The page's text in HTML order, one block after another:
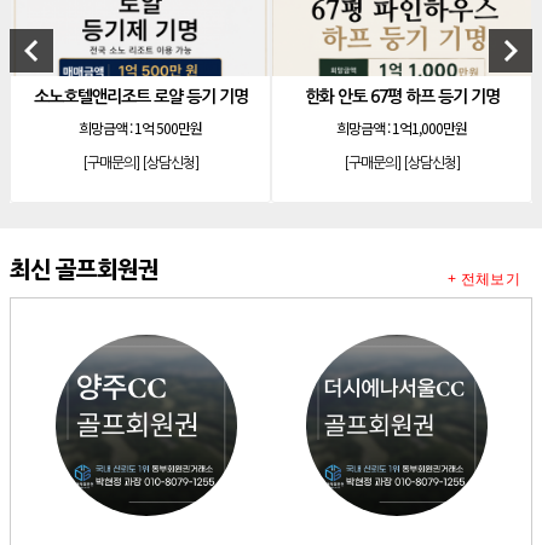
[리조트] 소노호텔앤리조트 골드 회원제 무기명
[리조트]소노호텔앤리조트 골드 등기 기명
[리조트]소노호텔앤리조트 스위트 등기 무기명
[골프]발리오스cc 회원권 종류
[리조트]소노호텔앤리조트 패밀리 등기 무기명
켄싱턴리조트 31평 등기 통합 회원권
[리조트] 빌라쥬드 아난티 기명 회원권
[리조트] 안토리조트 가든하우스 77평 등기 기명
[리조트] 소노호텔앤리조트 로얄 회원제 기명
소노호텔앤리조트 스위트 등기 기명
keyboard_arrow_left
앤리조트 로얄 등기 기명
1억 500만원
[상담신청]
한화 안토 67평 하프 등기 기명
1억1,000만원
[상담신청]
소노호텔
keyboard_arrow_right
최신 골프회원권 + 전체보기